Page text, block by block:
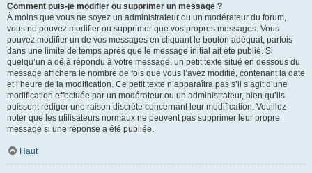
Comment puis-je modifier ou supprimer un message ?
À moins que vous ne soyez un administrateur ou un modérateur du forum,
vous ne pouvez modifier ou supprimer que vos propres messages. Vous
pouvez modifier un de vos messages en cliquant le bouton adéquat, parfois
dans une limite de temps après que le message initial ait été publié. Si
quelqu’un a déjà répondu à votre message, un petit texte situé en dessous du
message affichera le nombre de fois que vous l’avez modifié, contenant la date
et l’heure de la modification. Ce petit texte n’apparaîtra pas s’il s’agit d’une
modification effectuée par un modérateur ou un administrateur, bien qu’ils
puissent rédiger une raison discrète concernant leur modification. Veuillez
noter que les utilisateurs normaux ne peuvent pas supprimer leur propre
message si une réponse a été publiée.
Haut